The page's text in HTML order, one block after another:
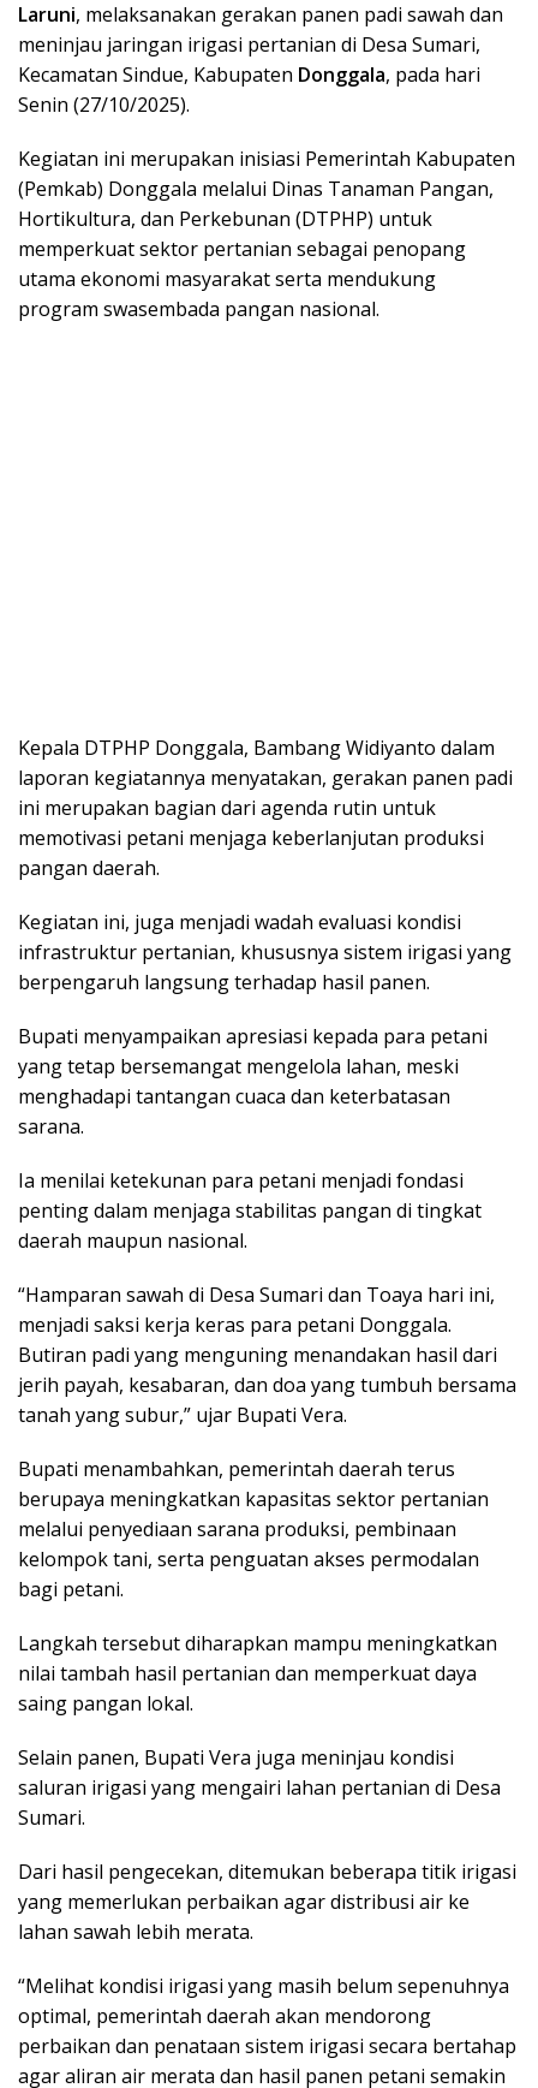
Laruni, melaksanakan gerakan panen padi sawah dan
meninjau jaringan irigasi pertanian di Desa Sumari,
Kecamatan Sindue, Kabupaten Donggala, pada hari
Senin (27/10/2025).
Kegiatan ini merupakan inisiasi Pemerintah Kabupaten
(Pemkab) Donggala melalui Dinas Tanaman Pangan,
Hortikultura, dan Perkebunan (DTPHP) untuk
memperkuat sektor pertanian sebagai penopang
utama ekonomi masyarakat serta mendukung
program swasembada pangan nasional.
Kepala DTPHP Donggala, Bambang Widiyanto dalam
laporan kegiatannya menyatakan, gerakan panen padi
ini merupakan bagian dari agenda rutin untuk
memotivasi petani menjaga keberlanjutan produksi
pangan daerah.
Kegiatan ini, juga menjadi wadah evaluasi kondisi
infrastruktur pertanian, khususnya sistem irigasi yang
berpengaruh langsung terhadap hasil panen.
Bupati menyampaikan apresiasi kepada para petani
yang tetap bersemangat mengelola lahan, meski
menghadapi tantangan cuaca dan keterbatasan
sarana.
Ia menilai ketekunan para petani menjadi fondasi
penting dalam menjaga stabilitas pangan di tingkat
daerah maupun nasional.
“Hamparan sawah di Desa Sumari dan Toaya hari ini,
menjadi saksi kerja keras para petani Donggala.
Butiran padi yang menguning menandakan hasil dari
jerih payah, kesabaran, dan doa yang tumbuh bersama
tanah yang subur,” ujar Bupati Vera.
Bupati menambahkan, pemerintah daerah terus
berupaya meningkatkan kapasitas sektor pertanian
melalui penyediaan sarana produksi, pembinaan
kelompok tani, serta penguatan akses permodalan
bagi petani.
Langkah tersebut diharapkan mampu meningkatkan
nilai tambah hasil pertanian dan memperkuat daya
saing pangan lokal.
Selain panen, Bupati Vera juga meninjau kondisi
saluran irigasi yang mengairi lahan pertanian di Desa
Sumari.
Dari hasil pengecekan, ditemukan beberapa titik irigasi
yang memerlukan perbaikan agar distribusi air ke
lahan sawah lebih merata.
“Melihat kondisi irigasi yang masih belum sepenuhnya
optimal, pemerintah daerah akan mendorong
perbaikan dan penataan sistem irigasi secara bertahap
agar aliran air merata dan hasil panen petani semakin